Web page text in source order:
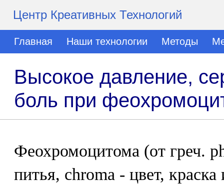
Центр Креативных Технологий
Главная Наши технологии Методы
Высокое давление,
боль при
Феохромоцитома (от греч.
питья, chroma - цвет,